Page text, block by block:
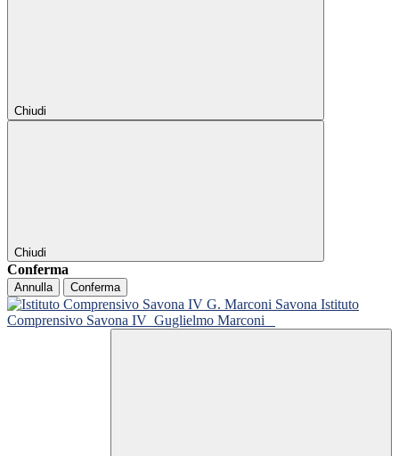
Chiudi
Chiudi
Conferma
Annulla Conferma
Istituto
Comprensivo Savona IV Guglielmo Marconi